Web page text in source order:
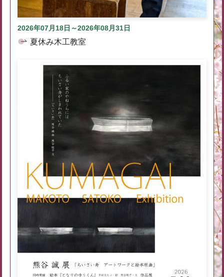
2026年07月18日～2026年08月31日
夏休み木工教室